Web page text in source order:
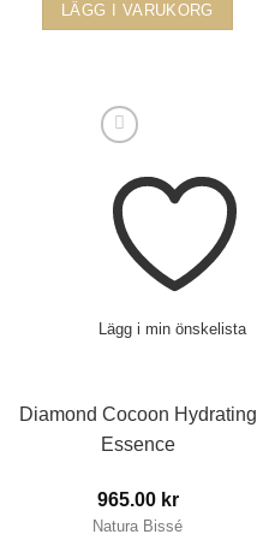
LÄGG I VARUKORG
Lägg i min önskelista
Diamond Cocoon Hydrating
Essence
965.00 kr
Natura Bissé